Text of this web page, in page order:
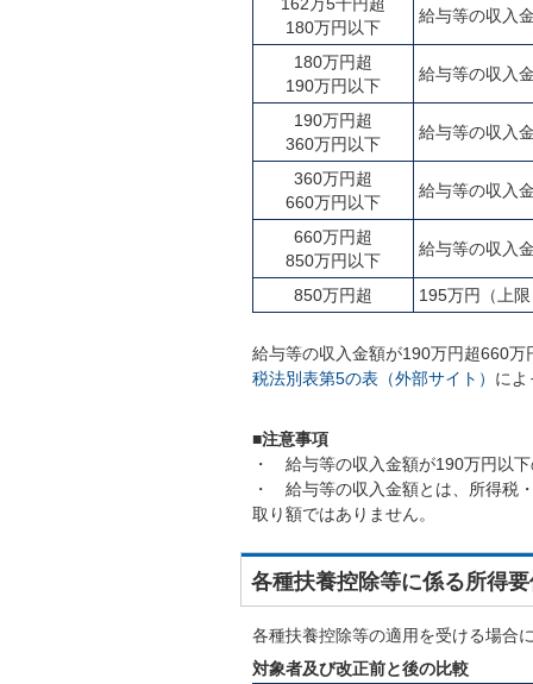
162万5千円超
180万円以下
給与等の収入
180万円超
190万円以下
給与等の収入
190万円超
360万円以下
給与等の収入
360万円超
660万円以下
給与等の収入
660万円超
850万円以下
給与等の収入
850万円超 195万円（上
給与等の収入金額が190万円超660
税法別表第5の表（外部サイト） によ
■注意事項
・ 給与等の収入金額が190万円以
・ 給与等の収入金額とは、所得税
取り額ではありません。
各種扶養控除等に係る所得
各種扶養控除等の適用を受ける場合
対象者及び改正前と後の比較